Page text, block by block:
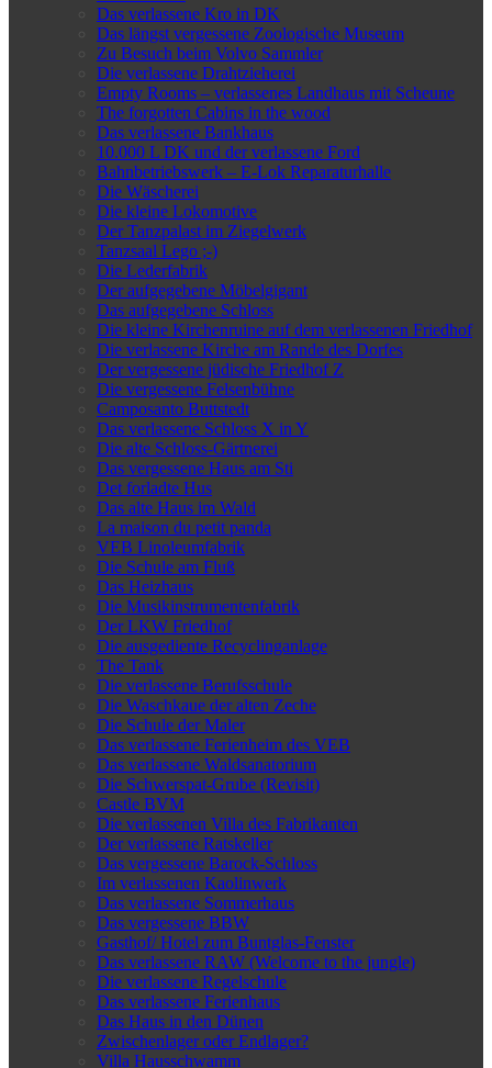
Das verlassene Kro in DK
Das längst vergessene Zoologische Museum
Zu Besuch beim Volvo Sammler
Die verlassene Drahtzieherei
Empty Rooms – verlassenes Landhaus mit Scheune
The forgotten Cabins in the wood
Das verlassene Bankhaus
10.000 L DK und der verlassene Ford
Bahnbetriebswerk – E-Lok Reparaturhalle
Die Wäscherei
Die kleine Lokomotive
Der Tanzpalast im Ziegelwerk
Tanzsaal Lego ;-)
Die Lederfabrik
Der aufgegebene Möbelgigant
Das aufgegebene Schloss
Die kleine Kirchenruine auf dem verlassenen Friedhof
Die verlassene Kirche am Rande des Dorfes
Der vergessene jüdische Friedhof Z
Die vergessene Felsenbühne
Camposanto Buttstedt
Das verlassene Schloss X in Y
Die alte Schloss-Gärtnerei
Das vergessene Haus am Sti
Det forladte Hus
Das alte Haus im Wald
La maison du petit panda
VEB Linoleumfabrik
Die Schule am Fluß
Das Heizhaus
Die Musikinstrumentenfabrik
Der LKW Friedhof
Die ausgediente Recyclinganlage
The Tank
Die verlassene Berufsschule
Die Waschkaue der alten Zeche
Die Schule der Maler
Das verlassene Ferienheim des VEB
Das verlassene Waldsanatorium
Die Schwerspat-Grube (Revisit)
Castle BVM
Die verlassenen Villa des Fabrikanten
Der verlassene Ratskeller
Das vergessene Barock-Schloss
Im verlassenen Kaolinwerk
Das verlassene Sommerhaus
Das vergessene BBW
Gasthof/ Hotel zum Buntglas-Fenster
Das verlassene RAW (Welcome to the jungle)
Die verlassene Regelschule
Das verlassene Ferienhaus
Das Haus in den Dünen
Zwischenlager oder Endlager?
Villa Hausschwamm